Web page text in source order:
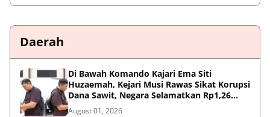
Daerah
Di Bawah Komando Kajari Ema Siti
Huzaemah, Kejari Musi Rawas Sikat Korupsi
Dana Sawit, Negara Selamatkan Rp1,26
Miliar
August 01, 2026